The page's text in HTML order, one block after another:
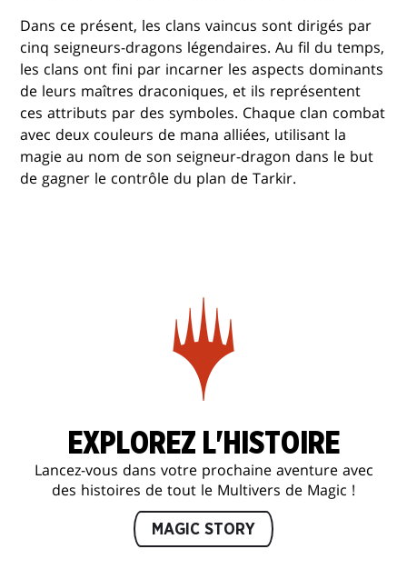
Dans ce présent, les clans vaincus sont dirigés par
cinq seigneurs-dragons légendaires. Au fil du temps,
les clans ont fini par incarner les aspects dominants
de leurs maîtres draconiques, et ils représentent
ces attributs par des symboles. Chaque clan combat
avec deux couleurs de mana alliées, utilisant la
magie au nom de son seigneur-dragon dans le but
de gagner le contrôle du plan de Tarkir.
EXPLOREZ L'HISTOIRE
Lancez-vous dans votre prochaine aventure avec
des histoires de tout le Multivers de Magic !
MAGIC STORY